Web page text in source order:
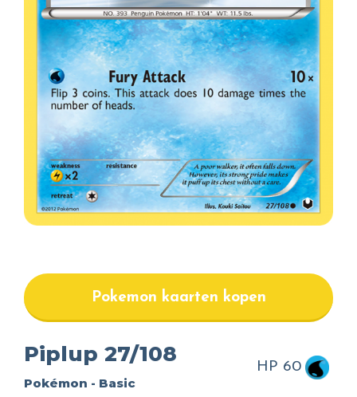
Pokemon kaarten kopen
Piplup 27/108
Pokémon - Basic
HP 60